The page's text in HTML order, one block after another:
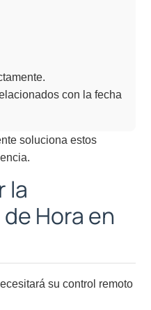
con la fecha
soluciona estos
la
Hora en
su control remoto